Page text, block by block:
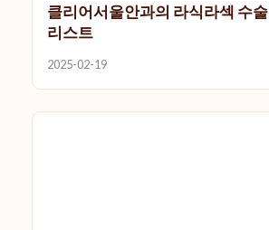
클리어서울안과의 라식라섹 수
리스트
2025-02-19